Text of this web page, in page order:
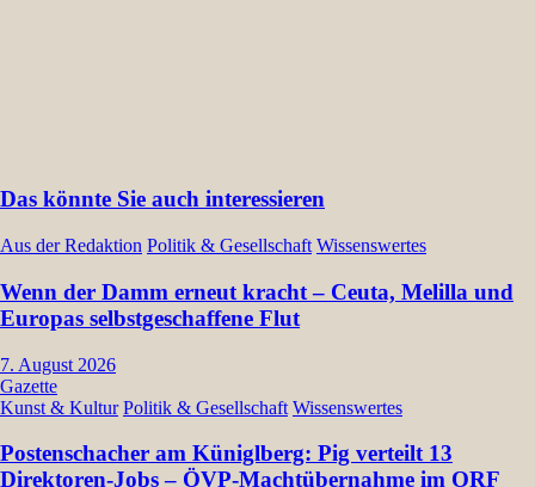
Das könnte Sie auch interessieren
Aus der Redaktion Politik & Gesellschaft Wissenswertes
Wenn der Damm erneut kracht – Ceuta, Melilla und
Europas selbstgeschaffene Flut
7. August 2026
Gazette
Kunst & Kultur Politik & Gesellschaft Wissenswertes
Postenschacher am Küniglberg: Pig verteilt 13
Direktoren-Jobs – ÖVP-Machtübernahme im ORF